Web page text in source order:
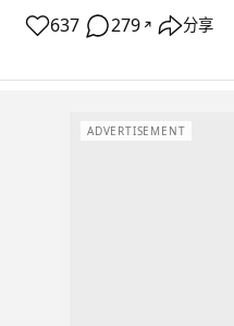
637 279 ↗ 分享
ADVERTISEMENT